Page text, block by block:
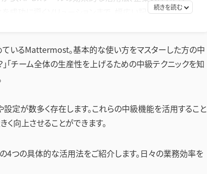
成功に導くソリューションまで、幅広い記事を提供して
することを目指します。
ているMattermost。基本的な使い方をマスターした方の中
「チーム全体の生産性を上げるための中級テクニックを知
定が数多く存在します。これらの中級機能を活用すること
向上させることができます。
4つの具体的な活用法をご紹介します。日々の業務効率を